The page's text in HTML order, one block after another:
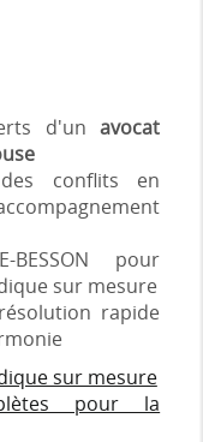
d'unavocat
conflits en
BESSON pour
sur mesure
rapide
sur mesure
pour la